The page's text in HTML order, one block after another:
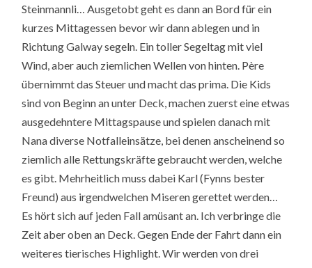
Steinmannli… Ausgetobt geht es dann an Bord für ein
kurzes Mittagessen bevor wir dann ablegen und in
Richtung Galway segeln. Ein toller Segeltag mit viel
Wind, aber auch ziemlichen Wellen von hinten. Père
übernimmt das Steuer und macht das prima. Die Kids
sind von Beginn an unter Deck, machen zuerst eine etwas
ausgedehntere Mittagspause und spielen danach mit
Nana diverse Notfalleinsätze, bei denen anscheinend so
ziemlich alle Rettungskräfte gebraucht werden, welche
es gibt. Mehrheitlich muss dabei Karl (Fynns bester
Freund) aus irgendwelchen Miseren gerettet werden…
Es hört sich auf jeden Fall amüsant an. Ich verbringe die
Zeit aber oben an Deck. Gegen Ende der Fahrt dann ein
weiteres tierisches Highlight. Wir werden von drei